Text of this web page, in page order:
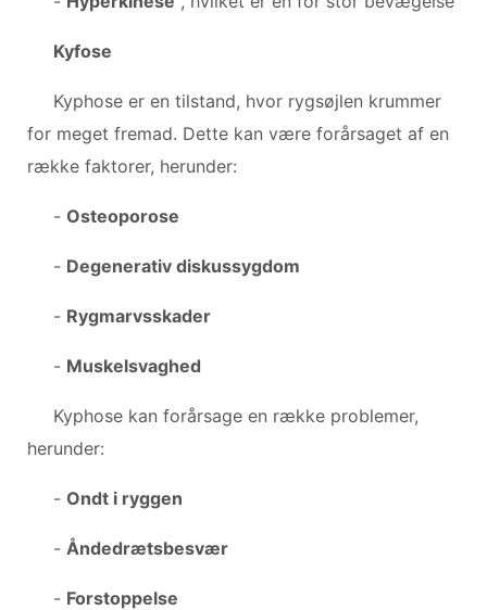
Kyfose
Kyphose er en tilstand, hvor rygsøjlen krummer
for meget fremad. Dette kan være forårsaget af en
række faktorer, herunder:
- Osteoporose
- Degenerativ diskussygdom
- Rygmarvsskader
- Muskelsvaghed
Kyphose kan forårsage en række problemer,
herunder:
- Ondt i ryggen
- Åndedrætsbesvær
- Forstoppelse